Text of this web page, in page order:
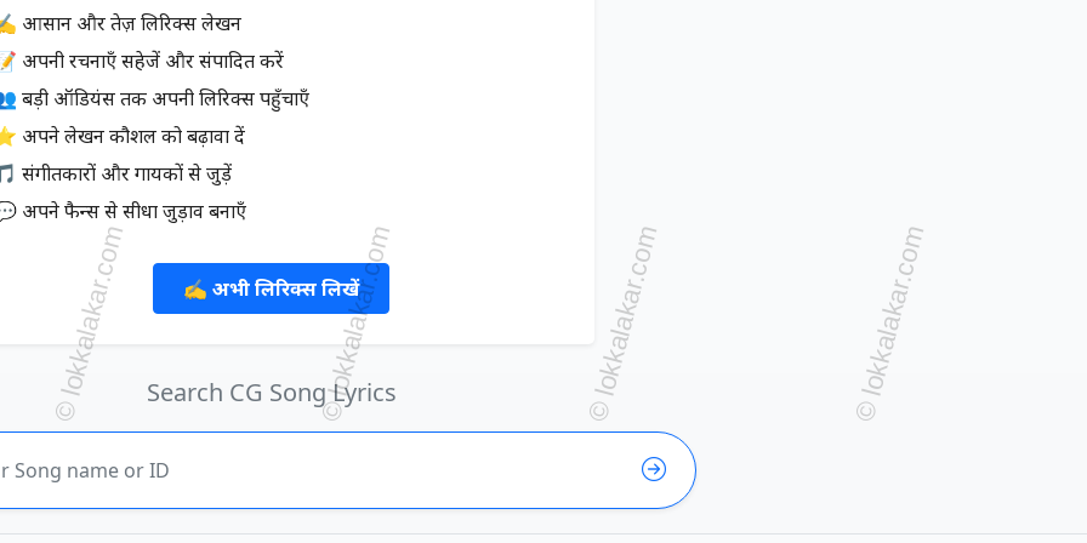
आसान और तेज़ लिरिक्स लेखन
अपनी रचनाएँ सहेजें और संपादित करें
बड़ी ऑडियंस तक अपनी लिरिक्स पहुँचाएँ
अपने लेखन कौशल को बढ़ावा दें
संगीतकारों और गायकों से जुड़ें
अपने फैन्स से सीधा जुड़ाव बनाएँ
✍️ अभी लिरिक्स लिखें
Search CG Song Lyrics